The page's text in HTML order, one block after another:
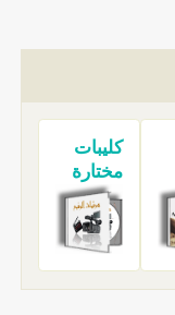
كليبات
مختارة